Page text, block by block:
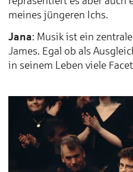
meines jüngeren Ichs.
Jana: Musik ist ein
James. Egal ob als
in seinem Leben viele